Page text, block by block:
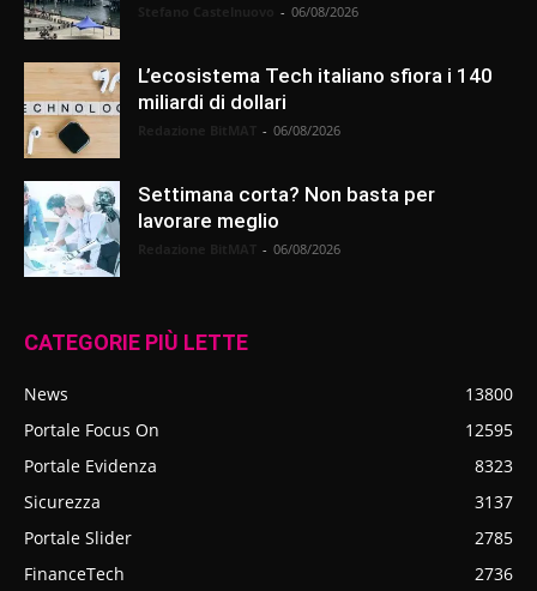
- 06/08/2026
L’ecosistema Tech italiano sfiora i 140
miliardi di dollari
- 06/08/2026
Settimana corta? Non basta per
lavorare meglio
- 06/08/2026
CATEGORIE PIÙ LETTE
News
13800
Portale Focus On
12595
Portale Evidenza
8323
Sicurezza
3137
Portale Slider
2785
FinanceTech
2736